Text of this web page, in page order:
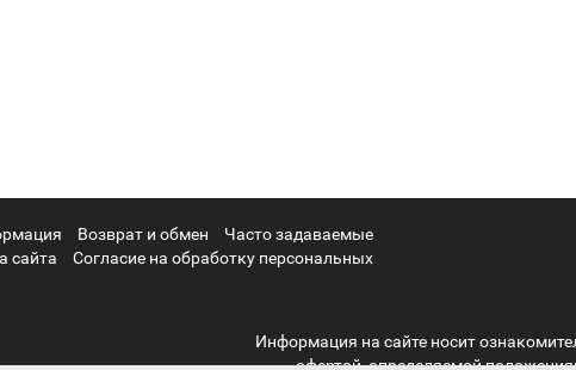
Возврат и обмен
Часто задаваемые
сайта
Согласие на обработку персональных
Информация на сайте носит
офертой, определяемой